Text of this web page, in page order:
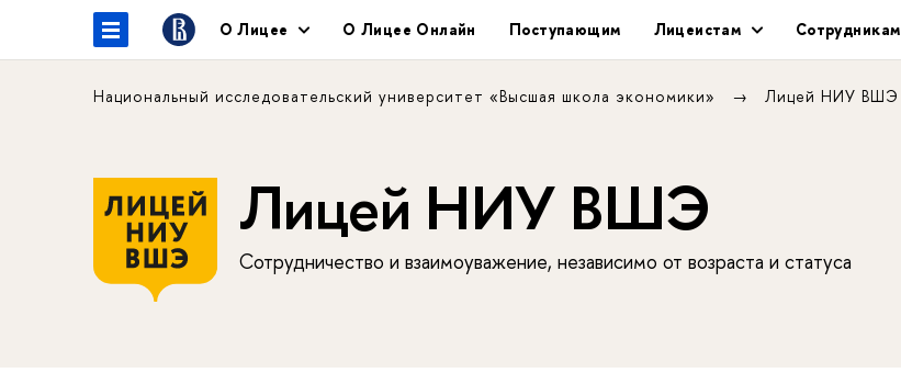
О Лицее О Лицее Онлайн Поступающим Лицеистам Сотрудникам
Национальный исследовательский университет «Высшая школа экономики» Лицей НИУ ВШЭ
Лицей НИУ ВШЭ
Сотрудничество и взаимоуважение, независимо от возраста и статуса